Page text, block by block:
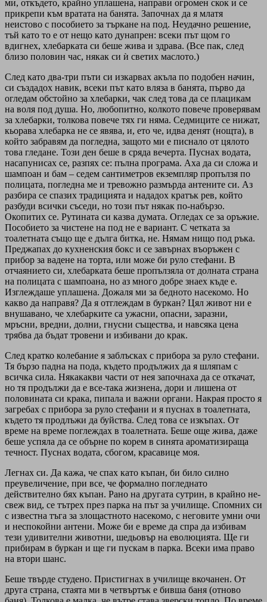
ми, откъдето, крайно уплашена, направи огромен скок и се
прикрепи към вратата на банята. Започнах да я млатя
неистово с пособието за търкане на под. Неудачно решение,
тъй като то е от нещо като дунапрен: всеки път щом го
вдигнех, хлебарката си беше жива и здрава. (Все пак, след
близо половин час, някак си ѝ светих маслото.)
След като два-три пъти си изкарвах акъла по подобен начин,
си създадох навик, всеки път като вляза в банята, първо да
огледам обстойно за хлебарки, чак след това да се плацикам
на воля под душа. Но, любопитно, колкото повече проверявам
за хлебарки, толкова повече тях ги няма. Седмиците се нижат,
кьорава хлебарка не се явява, и, ето че, идва денят (нощта), в
който забравям да погледна, защото ми е писнало от цялото
това гледане. Този ден беше в сряда вечерта. Пуснах водата,
насапунисах се, разпях се: пълна програма. Аха да си сложа и
шампоан и бам – седем сантиметров екземпляр пропълзя по
полицата, погледна ме и тревожно размърда антените си. Аз
разбира се спазих традицията и нададох кратък рев, който
разбуди всички съседи, но този път някак по-набързо.
Окопитих се. Рутината си казва думата. Огледах се за оръжие.
Пособието за чистене на под не е вариант. С четката за
тоалетната също ще е дълга битка, не. Нямам нищо под ръка.
Преджапах до кухненския бокс и се завърнах въоръжен с
прибор за вадене на торта, или може би руло стефани. В
отчаянието си, хлебарката беше пропълзяла от долната страна
на полицата с шампоана, но аз много добре знаех къде е.
Изглеждаше уплашена. Дожаля ми за бедното насекомо. Но
какво да направя? Да я отглеждам в буркан? Цял живот ни е
внушавано, че хлебарките са ужасни, опасни, заразни,
мръсни, вредни, долни, гнусни същества, и навсяка цена
трябва да бъдат тровени и избивани до крак.
След кратко колебание я заблъсках с прибора за руло стефани.
Тя бързо падна на пода, където продължих да я шляпам с
всичка сила. Някакакви части от нея започнаха да се откачат,
но тя продължи да е все-така жизнена, дори и лишена от
половината си крака, пипала и важни органи. Накрая просто я
загребах с прибора за руло стефани и я пуснах в тоалетната,
където тя продлъжи да буйства. След това се изкъпах. От
време на време поглеждах в тоалетната. Беше още жива, даже
беше успяла да се обърне по корем в синята ароматизираща
течност. Пуснах водата, сбогом, красавице моя.
Легнах си. Да кажа, че спах като къпан, би било силно
преувеличение, при все, че формално погледнато
действително бях къпан. Рано на другата сутрин, в крайно не-
свеж вид, се тътрех през парка на път за училище. Спомних си
с известна тъга за злощастното насекомо, с неговите умни очи
и неспокойни антени. Може би е време да спра да избивам
тези удивителни животни, шедьовър на еволюцията. Ще ги
прибирам в буркан и ще ги пускам в парка. Всеки има право
на втори шанс.
Беше твърде студено. Пристигнах в училище вкочанен. От
друга страна, стаята ми в четвъртък е бивша баня (отново